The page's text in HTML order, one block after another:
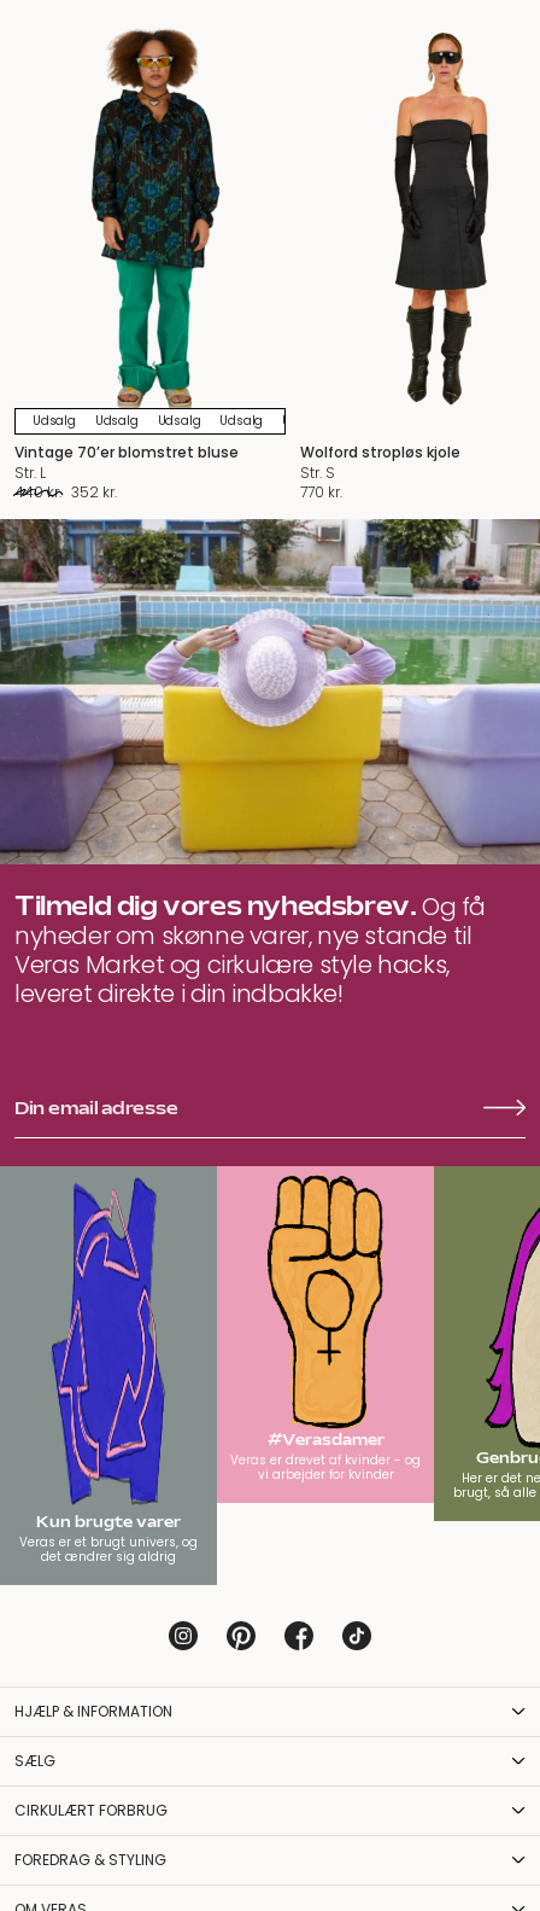
Udsalg Udsalg Udsalg Udsalg Udsalg
Vintage 70’er blomstret bluse
Str. L
440kr. Den
pris
var:
440 kr..
352 kr.Den
pris
er:
352 kr..
Wolford stropløs kjole
Str. S
770 kr.
Tilmeld dig vores nyhedsbrev.Og få
nyheder om skønne varer, nye stande til
Veras Market og cirkulære style hacks,
leveret direkte i din indbakke!
Kun brugte varer
Veras er et brugt univers, og
det ændrer sig aldrig
#Verasdamer
Veras er drevet af kvinder - og
vi arbejder for kvinder
Her er det
brugt, så
HJÆLP & INFORMATION
SÆLG
CIRKULÆRT FORBRUG
FOREDRAG & STYLING